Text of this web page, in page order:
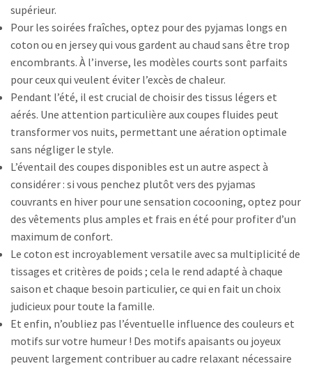
supérieur.
Pour les soirées fraîches, optez pour des pyjamas longs en
coton ou en jersey qui vous gardent au chaud sans être trop
encombrants. À l’inverse, les modèles courts sont parfaits
pour ceux qui veulent éviter l’excès de chaleur.
Pendant l’été, il est crucial de choisir des tissus légers et
aérés. Une attention particulière aux coupes fluides peut
transformer vos nuits, permettant une aération optimale
sans négliger le style.
L’éventail des coupes disponibles est un autre aspect à
considérer : si vous penchez plutôt vers des pyjamas
couvrants en hiver pour une sensation cocooning, optez pour
des vêtements plus amples et frais en été pour profiter d’un
maximum de confort.
Le coton est incroyablement versatile avec sa multiplicité de
tissages et critères de poids ; cela le rend adapté à chaque
saison et chaque besoin particulier, ce qui en fait un choix
judicieux pour toute la famille.
Et enfin, n’oubliez pas l’éventuelle influence des couleurs et
motifs sur votre humeur ! Des motifs apaisants ou joyeux
peuvent largement contribuer au cadre relaxant nécessaire